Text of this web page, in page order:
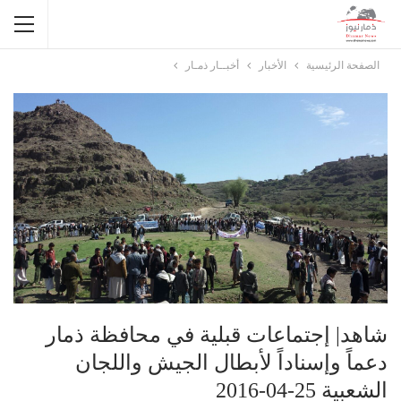
الصفحة الرئيسية الأخبار أخبــار ذمـار
شاهد| إجتماعات قبلية في محافظة ذمار
دعماً وإسناداً لأبطال الجيش واللجان
الشعبية 25-04-2016